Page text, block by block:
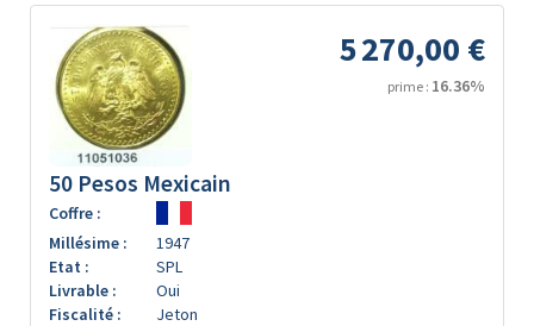
5 270,00 €
prime : 16.36%
50 Pesos Mexicain
Coffre :
Millésime :
1947
Etat :
SPL
Livrable :
Oui
Fiscalité :
Jeton